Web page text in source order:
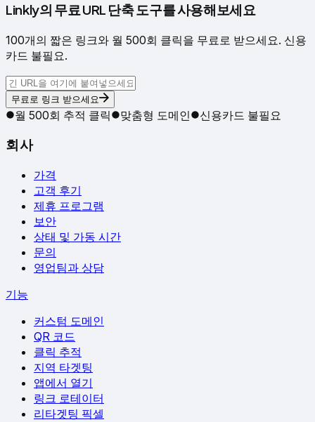
Linkly의 무료 URL 단축 도구를 사용해보세요
100개의 짧은 링크와 월 500회 클릭을 무료로 받으세요. 신용
카드 불필요.
무료로 링크 받으세요
월 500회 추적 클릭 맞춤형 도메인 신용카드 불필요
회사
가격
고객 후기
제휴 프로그램
보안
상태 및 가동 시간
문의
영업팀과 상담
기능
커스텀 도메인
QR 코드
클릭 추적
지역 타겟팅
앱에서 열기
링크 로테이터
리타겟팅 픽셀